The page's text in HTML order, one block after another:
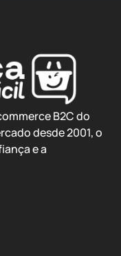
B2C do
desde 2001, o
e a